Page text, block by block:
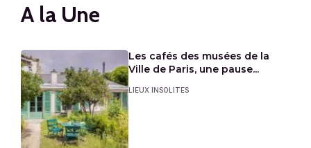
A la Une
Les cafés des musées de la
Ville de Paris, une pause...
LIEUX INSOLITES